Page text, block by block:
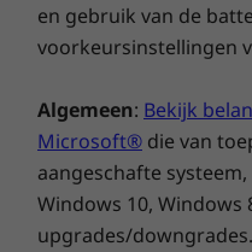
en gebruik van de
voorkeursinstellingen
Algemeen: Bekijk
Microsoft® die van
aangeschafte
Windows 10, Windows
upgrades/